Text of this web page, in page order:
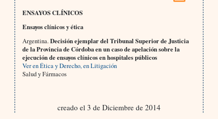
ENSAYOS CLÍNICOS
Ensayos clínicos y ética
Argentina.Decisión ejemplar del Tribunal Superior de Justicia
de la Provincia de Córdoba en un caso de apelación sobre la
ejecución de ensayos clínicos en hospitales públicos
Ver en Ética y Derecho, en Litigación
Salud y Fármacos
creado el 3 de Diciembre de 2014